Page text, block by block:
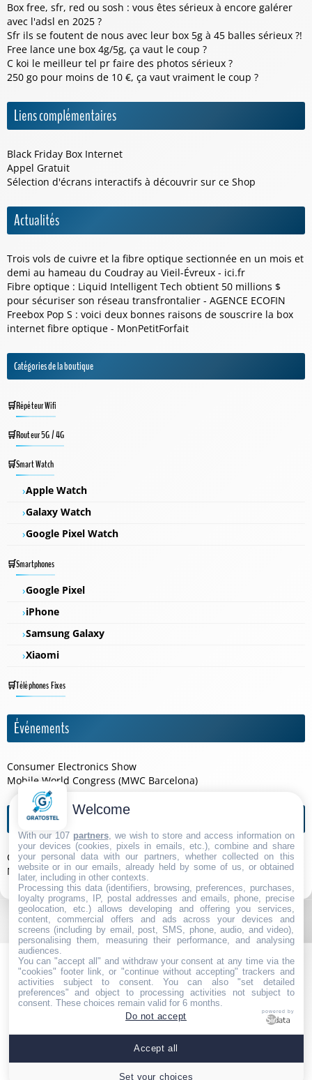
Box free, sfr, red ou sosh : vous êtes sérieux à encore galérer
avec l'adsl en 2025 ?
Sfr ils se foutent de nous avec leur box 5g à 45 balles sérieux ?!
Free lance une box 4g/5g, ça vaut le coup ?
C koi le meilleur tel pr faire des photos sérieux ?
250 go pour moins de 10 €, ça vaut vraiment le coup ?
Liens complémentaires
Black Friday Box Internet
Appel Gratuit
Sélection d'écrans interactifs à découvrir sur ce Shop
Actualités
Trois vols de cuivre et la fibre optique sectionnée en un mois et
demi au hameau du Coudray au Vieil-Évreux - ici.fr
Fibre optique : Liquid Intelligent Tech obtient 50 millions $
pour sécuriser son réseau transfrontalier - AGENCE ECOFIN
Freebox Pop S : voici deux bonnes raisons de souscrire la box
internet fibre optique - MonPetitForfait
Catégories de la boutique
Répéteur Wifi
Routeur 5G / 4G
Smart Watch
Apple Watch
Galaxy Watch
Google Pixel Watch
Smartphones
Google Pixel
iPhone
Samsung Galaxy
Xiaomi
Téléphones Fixes
Événements
Consumer Electronics Show
Mobile World Congress (MWC Barcelona)
Agendas de l'année
Consumer Electronics Show 2026
Mobile World Congress (MWC Barcelona) 2026
Contact | Politique de Confidentialité
Paramétrer les cookies
Welcome
With our 107 partners, we wish to store and access information on
your devices (cookies, pixels in emails, etc.), combine and share
your personal data with our partners, whether collected on this
website or in our emails, already held by some of us, or obtained
later, including in other contexts.
Processing this data (identifiers, browsing, preferences, purchases,
loyalty programs, IP, postal addresses and emails, phone, precise
geolocation, etc.) allows developing and offering you services,
content, commercial offers and ads across your devices and
screens (including by email, post, SMS, phone, audio, and video),
personalising them, measuring their performance, and analysing
audiences.
You can "accept all" and withdraw your consent at any time via the
"cookies" footer link, or "continue without accepting" trackers and
activities subject to consent. You can also "set detailed
preferences" and object to processing activities not subject to
consent. These choices remain valid for 6 months.
Do not accept
powered by
Set your choices
Accept all